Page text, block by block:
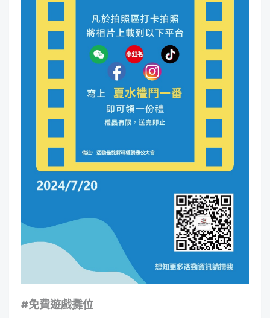
#免費遊戲攤位